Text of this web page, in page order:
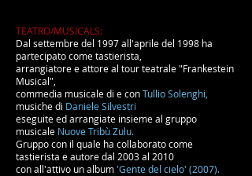
TEATRO/MUSICALS:
Dal settembre del 1997 all'aprile del 1998 ha
partecipato come tastierista,
arrangiatore e attore al tour teatrale "Frankestein
Musical",
commedia musicale di e conTullio Solenghi,
musiche di Daniele Silvestri
eseguite ed arrangiate insieme al gruppo
musicale Nuove Tribù Zulu.
Gruppo con il quale ha collaborato come
tastierista e autore dal 2003 al 2010
con all'attivo un album'Gente del cielo' (2007).